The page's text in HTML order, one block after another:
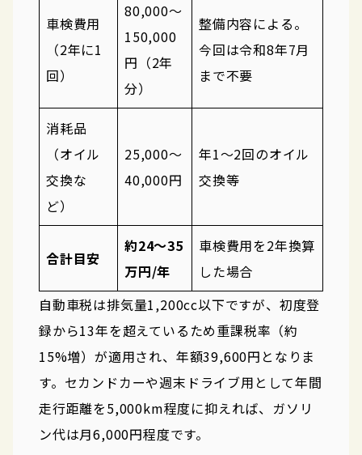
車検費用
（2年に1
回）
80,000〜
150,000
円（2年
分）
整備内容による。
今回は令和8年7月
まで不要
消耗品
（オイル
交換な
ど）
25,000〜
40,000円
年1〜2回のオイル
交換等
合計目安
約24〜35
万円/年
車検費用を2年換算
した場合
自動車税は排気量1,200cc以下ですが、初度登
録から13年を超えているため重課税率（約
15%増）が適用され、年額39,600円となりま
す。セカンドカーや週末ドライブ用として年間
走行距離を5,000km程度に抑えれば、ガソリ
ン代は月6,000円程度です。